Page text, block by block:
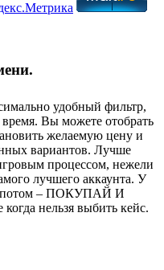
удобный фильтр,
Вы можете отобрать
желаемую цену и
вариантов. Лучше
процессом, нежели
лучшего аккаунта. У
потом – ПОКУПАЙ И
нельзя выбить кейс.